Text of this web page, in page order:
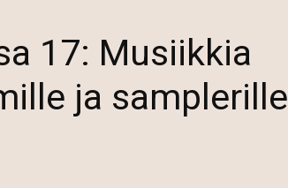
17: Musiikkia
ja samplerille